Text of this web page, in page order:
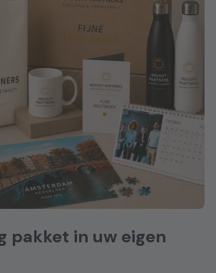
pakket in uw eigen